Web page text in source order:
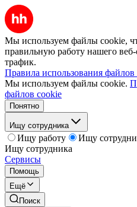
Мы используем файлы cookie,
правильную работу нашего веб-
трафик.
Правила использования файлов
Мы используем файлы cookie.
файлов cookie
Понятно
Ищу сотрудника
Ищу работу
Ищу
Ищу сотрудника
Сервисы
Помощь
Ещё
Поиск